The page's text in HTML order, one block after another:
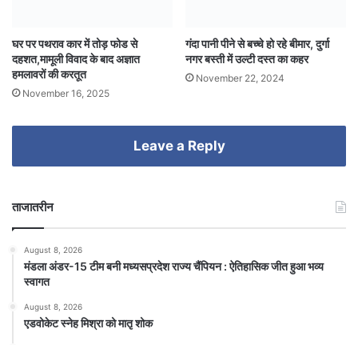
घर पर पथराव कार में तोड़ फोड से
दहशत,मामूली विवाद के बाद अज्ञात
हमलावरों की करतूत
November 16, 2025
गंदा पानी पीने से बच्चे हो रहे बीमार, दुर्गा
नगर बस्ती में उल्टी दस्त का कहर
November 22, 2024
Leave a Reply
ताजातरीन
August 8, 2026
मंडला अंडर-15 टीम बनी मध्यसप्रदेश राज्य चैंपियन : ऐतिहासिक जीत हुआ भव्य
स्वागत
August 8, 2026
एडवोकेट स्नेह मिश्रा को मातृ शोक